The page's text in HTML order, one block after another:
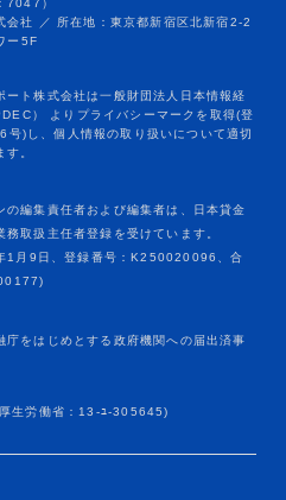
の編集責任者および編集者は、日本貸金
取扱主任者登録を受けています。
1月9日、登録番号：K250020096、合
庁をはじめとする政府機関への届出済事
生労働省：13-ﾕ-305645)